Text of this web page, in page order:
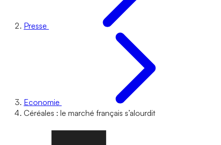
Presse
Economie
Céréales : le marché français s’alourdit